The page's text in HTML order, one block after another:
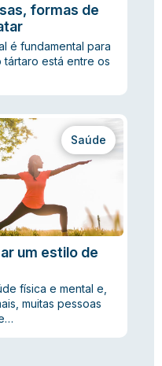
formas de
é fundamental para
está entre os
Saúde
um estilo de
física e mental e,
muitas pessoas